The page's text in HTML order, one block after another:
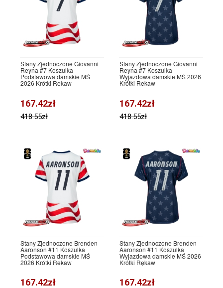
Stany Zjednoczone Giovanni
Reyna #7 Koszulka
Podstawowa damskie MŚ
2026 Krótki Rękaw
167.42zł
418.55zł
Stany Zjednoczone Giovanni
Reyna #7 Koszulka
Wyjazdowa damskie MŚ 2026
Krótki Rękaw
167.42zł
418.55zł
Stany Zjednoczone Brenden
Aaronson #11 Koszulka
Podstawowa damskie MŚ
2026 Krótki Rękaw
167.42zł
Stany Zjednoczone Brenden
Aaronson #11 Koszulka
Wyjazdowa damskie MŚ 2026
Krótki Rękaw
167.42zł